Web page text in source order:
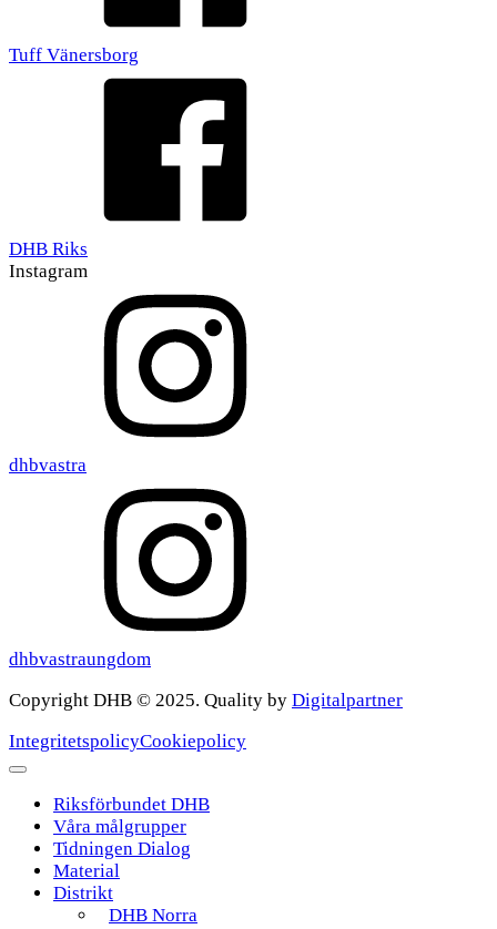
Tuff Vänersborg
DHB Riks
Instagram
dhbvastra
dhbvastraungdom
Copyright DHB © 2025. Quality by Digitalpartner
IntegritetspolicyCookiepolicy
Riksförbundet DHB
Våra målgrupper
Tidningen Dialog
Material
Distrikt
DHB Norra